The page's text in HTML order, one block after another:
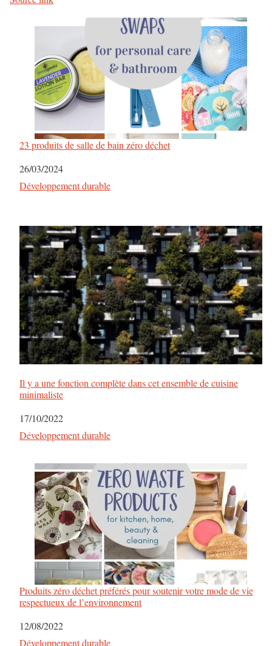
23 produits de salle de bain zéro déchet
Date
26/03/2024
Par rapport à
Développement durable
Il y a une fonction complète dans cet ensemble de cuisine
minimaliste
Date
17/10/2022
Par rapport à
Développement durable
Produits zéro déchet préférés pour soutenir votre mode de vie
respectueux de l’environnement
Date
12/08/2022
Par rapport à
Développement durable